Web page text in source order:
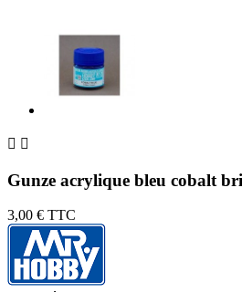
 
Gunze acrylique bleu cobalt
3,00 € TTC